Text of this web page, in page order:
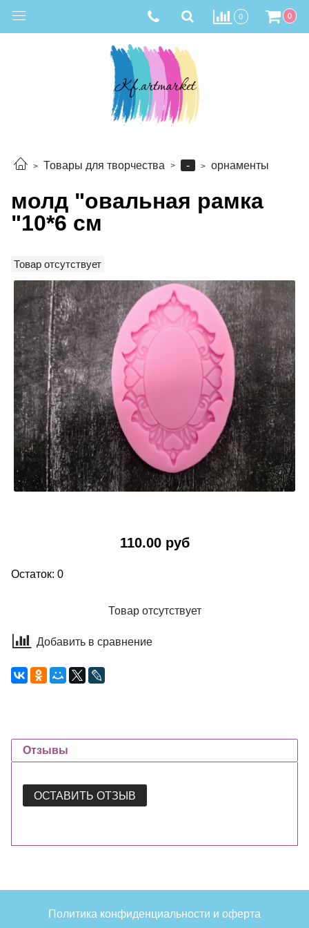
0 0
Товары для творчества - орнаменты
молд "овальная рамка
"10*6 см
Товар отсутствует
110.00 руб
Остаток: 0
Товар отсутствует
Добавить в сравнение
Отзывы
ОСТАВИТЬ ОТЗЫВ
Политика конфиденциальности и оферта